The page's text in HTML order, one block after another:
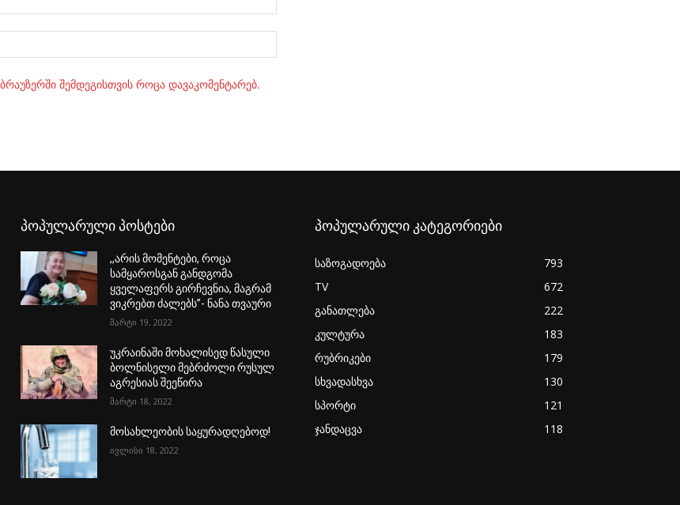
შემდეგისთვის როცა დავაკომენტარებ.
პოპულარული პოსტები
,,არის მომენტები, როცა
სამყაროსგან განდგომა
ყველაფერს გირჩევნია, მაგრამ
ვიკრებთ ძალებს”- ნანა თვაური
მარტი 19, 2022
უკრაინაში მოხალისედ წასული
ბოლნისელი მებრძოლი რუსულ
აგრესიას შეეწირა
მარტი 18, 2022
მოსახლეობის საყურადღებოდ!
ივლისი 18, 2022
პოპულარული კატეგორიები
საზოგადოება
793
TV
672
განათლება
222
კულტურა
183
რუბრიკები
179
სხვადასხვა
130
სპორტი
121
ჯანდაცვა
118